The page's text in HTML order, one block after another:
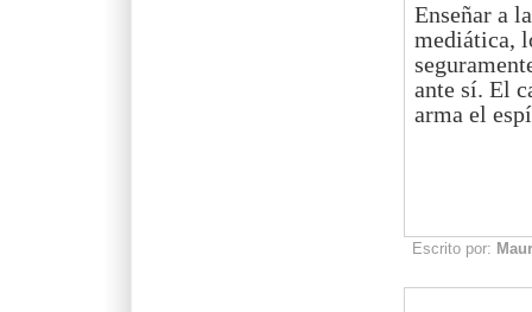
Enseñar a
mediática,
ante sí. El
arma el
Escrito por: